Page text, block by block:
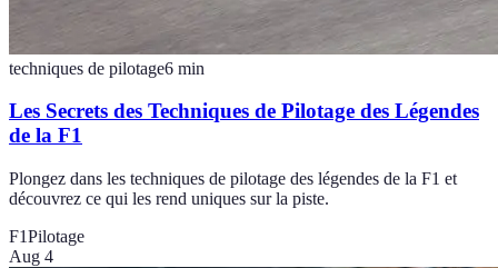
techniques de pilotage6 min
Les Secrets des Techniques de Pilotage des Légendes
de la F1
Plongez dans les techniques de pilotage des légendes de la F1 et
découvrez ce qui les rend uniques sur la piste.
F1Pilotage
Aug 4